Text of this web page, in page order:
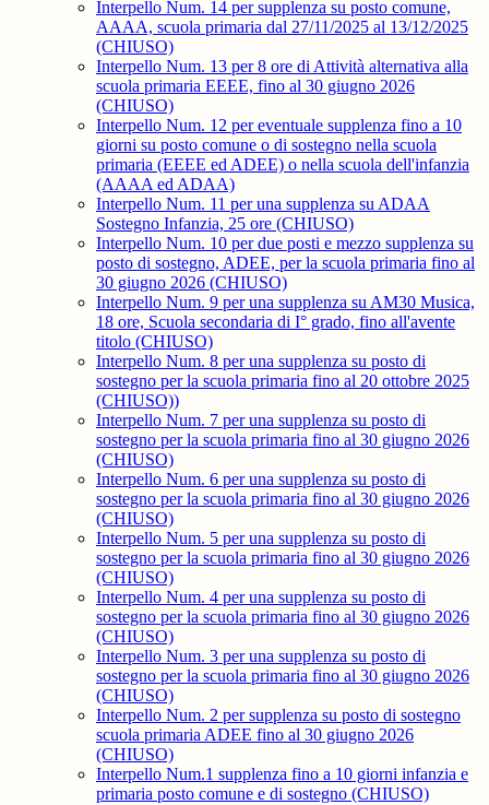
Interpello Num. 14 per supplenza su posto comune,
AAAA, scuola primaria dal 27/11/2025 al 13/12/2025
(CHIUSO)
Interpello Num. 13 per 8 ore di Attività alternativa alla
scuola primaria EEEE, fino al 30 giugno 2026
(CHIUSO)
Interpello Num. 12 per eventuale supplenza fino a 10
giorni su posto comune o di sostegno nella scuola
primaria (EEEE ed ADEE) o nella scuola dell'infanzia
(AAAA ed ADAA)
Interpello Num. 11 per una supplenza su ADAA
Sostegno Infanzia, 25 ore (CHIUSO)
Interpello Num. 10 per due posti e mezzo supplenza su
posto di sostegno, ADEE, per la scuola primaria fino al
30 giugno 2026 (CHIUSO)
Interpello Num. 9 per una supplenza su AM30 Musica,
18 ore, Scuola secondaria di I° grado, fino all'avente
titolo (CHIUSO)
Interpello Num. 8 per una supplenza su posto di
sostegno per la scuola primaria fino al 20 ottobre 2025
(CHIUSO))
Interpello Num. 7 per una supplenza su posto di
sostegno per la scuola primaria fino al 30 giugno 2026
(CHIUSO)
Interpello Num. 6 per una supplenza su posto di
sostegno per la scuola primaria fino al 30 giugno 2026
(CHIUSO)
Interpello Num. 5 per una supplenza su posto di
sostegno per la scuola primaria fino al 30 giugno 2026
(CHIUSO)
Interpello Num. 4 per una supplenza su posto di
sostegno per la scuola primaria fino al 30 giugno 2026
(CHIUSO)
Interpello Num. 3 per una supplenza su posto di
sostegno per la scuola primaria fino al 30 giugno 2026
(CHIUSO)
Interpello Num. 2 per supplenza su posto di sostegno
scuola primaria ADEE fino al 30 giugno 2026
(CHIUSO)
Interpello Num.1 supplenza fino a 10 giorni infanzia e
primaria posto comune e di sostegno (CHIUSO)